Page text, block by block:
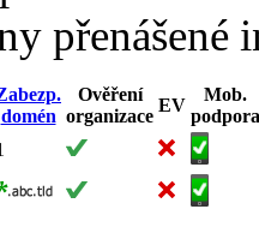
přenášené
domén
Ověření
organizace
EV
Mob.
podpora